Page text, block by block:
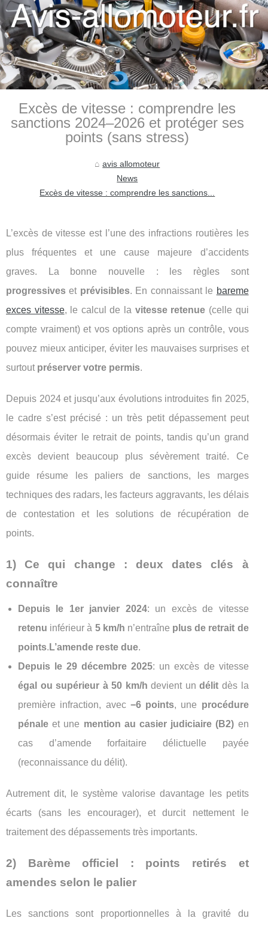
Excès de vitesse : comprendre les
sanctions 2024–2026 et protéger ses
points (sans stress)
avis allomoteur
News
Excès de vitesse : comprendre les sanctions...
L’excès de vitesse est l’une des infractions routières les
plus fréquentes et une cause majeure d’accidents
graves. La bonne nouvelle : les règles sont
progressives et prévisibles. En connaissant le bareme
exces vitesse, le calcul de la vitesse retenue (celle qui
compte vraiment) et vos options après un contrôle, vous
pouvez mieux anticiper, éviter les mauvaises surprises et
surtout préserver votre permis.
Depuis 2024 et jusqu’aux évolutions introduites fin 2025,
le cadre s’est précisé : un très petit dépassement peut
désormais éviter le retrait de points, tandis qu’un grand
excès devient beaucoup plus sévèrement traité. Ce
guide résume les paliers de sanctions, les marges
techniques des radars, les facteurs aggravants, les délais
de contestation et les solutions de récupération de
points.
1) Ce qui change : deux dates clés à
connaître
Depuis le 1er janvier 2024: un excès de vitesse
retenu inférieur à 5 km/h n’entraîne plus de retrait de
points. L’amende reste due.
Depuis le 29 décembre 2025: un excès de vitesse
égal ou supérieur à 50 km/h devient undélit dès la
première infraction, avec −6 points, une procédure
pénale et une mention au casier judiciaire (B2) en
cas d’amende forfaitaire délictuelle payée
(reconnaissance du délit).
Autrement dit, le système valorise davantage les petits
écarts (sans les encourager), et durcit nettement le
traitement des dépassements très importants.
2) Barème officiel : points retirés et
amendes selon le palier
Les sanctions sont proportionnelles à la gravité du